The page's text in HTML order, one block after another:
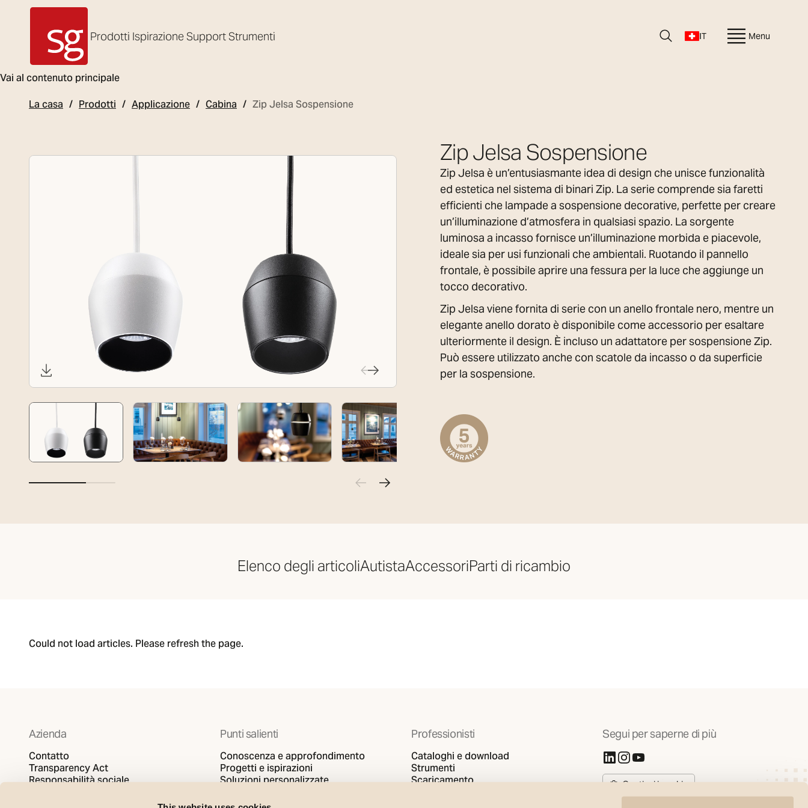
Vai al contenuto principale
SG Armaturen
Prodotti Ispirazione Support Strumenti IT Menu
La casa Prodotti Applicazione Cabina Zip Jelsa Sospensione
Zip Jelsa Sospensione
Zip Jelsa è un’entusiasmante idea di design che unisce funzionalità
ed estetica nel sistema di binari Zip. La serie comprende sia faretti
efficienti che lampade a sospensione decorative, perfette per creare
un’illuminazione d’atmosfera in qualsiasi spazio. La sorgente
luminosa a incasso fornisce un’illuminazione morbida e piacevole,
ideale sia per usi funzionali che ambientali. Ruotando il pannello
frontale, è possibile aprire una fessura per la luce che aggiunge un
tocco decorativo.
Zip Jelsa viene fornita di serie con un anello frontale nero, mentre un
elegante anello dorato è disponibile come accessorio per esaltare
ulteriormente il design. È incluso un adattatore per sospensione Zip.
Può essere utilizzato anche con scatole da incasso o da superficie
per la sospensione.
Elenco degli articoliAutistaAccessoriParti di ricambio
Could not load articles. Please refresh the page.
Azienda
Contatto
Transparency Act
Responsabilità sociale
Punti salienti
Conoscenza e approfondimento
Progetti e ispirazioni
Soluzioni personalizzate
Professionisti
Cataloghi e download
Strumenti
Scaricamento
Segui per saperne di più
(Si apre in una nuova scheda)
(Si apre in una nuova scheda)
(Si apre in una nuova scheda)
Gestisci i cookie